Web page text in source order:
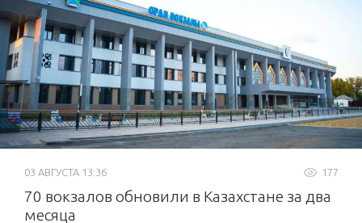
177
03 АВГУСТА 13:36
70 вокзалов обновили в Казахстане за два
месяца